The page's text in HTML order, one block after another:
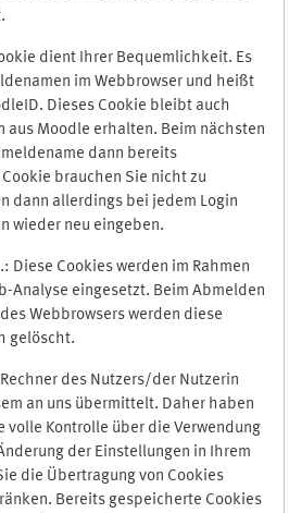
dient Ihrer Bequemlichkeit. Es
im Webbrowser und heißt
Dieses Cookie bleibt auch
aus Moodle erhalten. Beim nächsten
dann bereits
brauchen Sie nicht zu
dann allerdings bei jedem Login
wieder neu eingeben.
Diese Cookies werden im Rahmen
Analyse eingesetzt. Beim Abmelden
Webbrowsers werden diese
gelöscht.
des Nutzers/der Nutzerin
an uns übermittelt. Daher haben
volle Kontrolle über die Verwendung
der Einstellungen in Ihrem
die Übertragung von Cookies
Bereits gespeicherte Cookies